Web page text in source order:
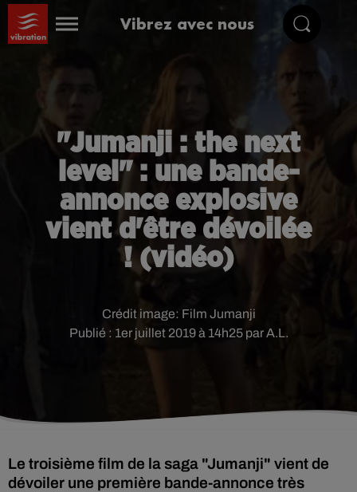
Vibrez avec nous
"Jumanji : the next
level" : une bande-
annonce explosive
vient d'être dévoilée
! (vidéo)
Publié : 1er juillet 2019 à 14h25 par A.L.
Crédit image: Film Jumanji
Le troisième film de la saga "Jumanji" vient de
dévoiler une première bande-annonce très